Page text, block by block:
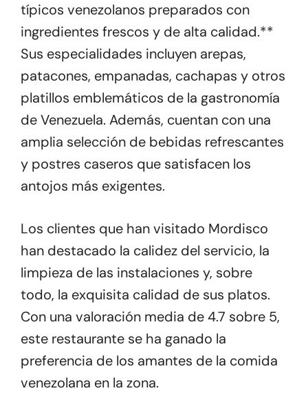
típicos venezolanos preparados con
ingredientes frescos y de alta calidad.**
Sus especialidades incluyen arepas,
patacones, empanadas, cachapas y otros
platillos emblemáticos de la gastronomía
de Venezuela. Además, cuentan con una
amplia selección de bebidas refrescantes
y postres caseros que satisfacen los
antojos más exigentes.
Los clientes que han visitado Mordisco
han destacado la calidez del servicio, la
limpieza de las instalaciones y, sobre
todo, la exquisita calidad de sus platos.
Con una valoración media de 4.7 sobre 5,
este restaurante se ha ganado la
preferencia de los amantes de la comida
venezolana en la zona.